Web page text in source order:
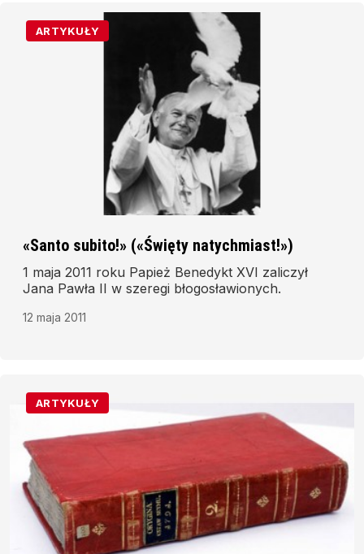
ARTYKUŁY
«Santo subito!» («Święty natychmiast!»)
1 maja 2011 roku Papież Benedykt XVI zaliczył
Jana Pawła II w szeregi błogosławionych.
12 maja 2011
ARTYKUŁY